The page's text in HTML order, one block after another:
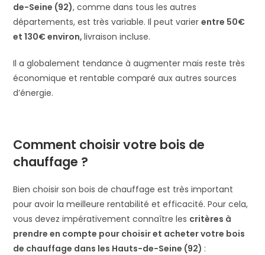
de-Seine (92), comme dans tous les autres
départements, est très variable. Il peut varierentre 50€
et 130€ environ,livraison incluse.
Il a globalement tendance à augmenter mais reste très
économique et rentable comparé aux autres sources
d’énergie.
Comment choisir votre bois de
chauffage ?
Bien choisir son bois de chauffage est très important
pour avoir la meilleure rentabilité et efficacité. Pour cela,
vous devez impérativement connaître les critères à
prendre en compte pour choisir et acheter votre bois
de chauffage dans les Hauts-de-Seine (92) :